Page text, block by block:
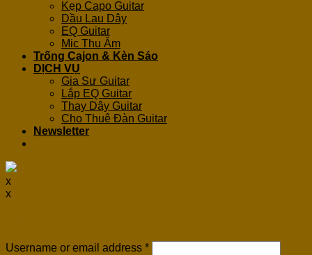
Kẹp Capo Guitar
Dầu Lau Dây
EQ Guitar
Mic Thu Âm
Trống Cajon & Kèn Sáo
DỊCH VỤ
Gia Sư Guitar
Lắp EQ Guitar
Thay Dây Guitar
Cho Thuê Đàn Guitar
Newsletter
x
x
Username or email address *